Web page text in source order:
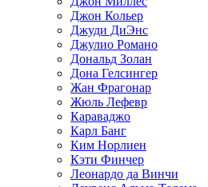
Джон Кольер
Джуди ДиЭнс
Джулио Романо
Дональд Золан
Дона Гелсингер
Жан Фрагонар
Жюль Лефевр
Караваджо
Карл Банг
Ким Норлиен
Кэти Финчер
Леонардо да Винчи